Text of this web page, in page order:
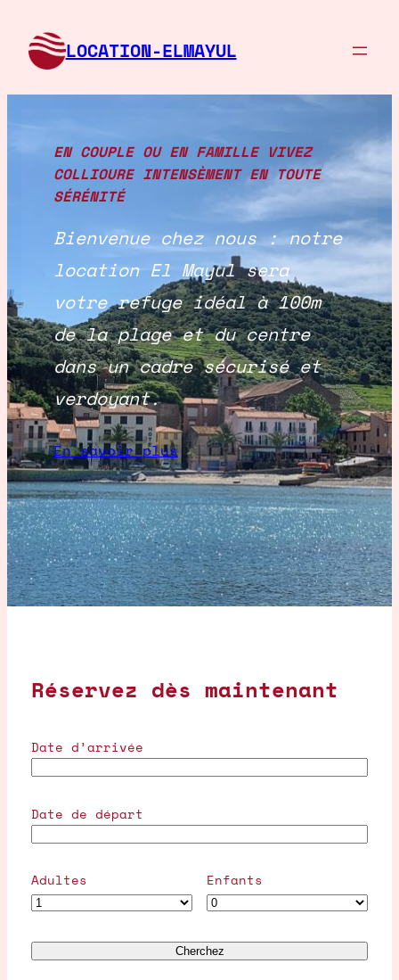
contenuLOCATION-ELMAYUL
EN COUPLE OU EN FAMILLE VIVEZ
COLLIOURE INTENSÈMENT EN TOUTE
SÉRÉNITÉ
Bienvenue chez nous : notre
location El Mayul sera
votre refuge idéal à 100m
de la plage et du centre
dans un cadre sécurisé et
verdoyant.
En savoir plus
Réservez dès maintenant
Date d’arrivée
Date de départ
Adultes Enfants